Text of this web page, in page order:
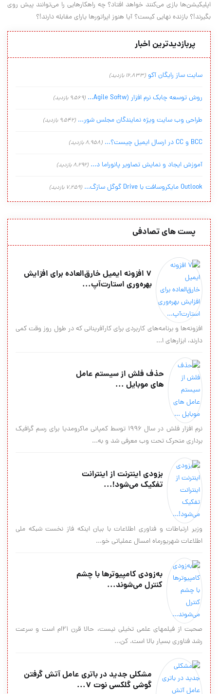
اپلیکیشن‌ها بازی می‌کنند خواهد افتاد؟ چه راهکارهایی را می‌توانند پیش روی
بگیرند!؟ بازنده نهایی کیست؟ آیا هنوز اپراتور‌ها یارای مقابله دارند!؟
پربازدیدترین اخبار
سایت ساز رایگان آکو (16,833 بازدید)
روش توسعه چابک نرم افزار (Agile Softw... (9,569 بازدید)
طراحی وب سایت ویژه نمایندگان مجلس شور... (9,542 بازدید)
BCC و CC در ارسال ایمیل چیست؟... (8,958 بازدید)
آموزش ایجاد و نمایش تصاویر پانوراما د... (8,292 بازدید)
Outlook مایکروسافت با Drive گوگل سازگ... (7,259 بازدید)
پست های تصادفی
۷ افزونه ایمیل خارق‌العاده برای افزایش
بهره‌وری استارت‌آپ...
افزونه‌ها و برنامه‌های کاربردی برای کارآفرینانی که در طول روز وقت کمی
دارند، ابزارهای ا...
حذف فلش از سیستم عامل
های موبایل ...
نرم افزار فلش در سال 1996 توسط کمپانی ماکرومدیا برای رسم گرافیک
برداری متحرک تحت وب معرفی شد و به...
بزودی اینترنت از اینترانت
تفکیک می‌شود!...
وزیر ارتباطات و فناوری اطلاعات با بیان اینکه فاز نخست شبکه ملی
اطلاعات شهریورماه امسال عملیاتی خو...
به‌زودی کامپیوترها با چشم
کنترل می‌شوند...
صحبت از فیلم‎های علمی‎ تخیلی نیست، حالا قرن 21ام است و سرعت
رشد فناوری بسیار بالا است. کن...
مشکلی جدید در باتری عامل آتش گرفتن
گوشی گلکسی نوت 7...